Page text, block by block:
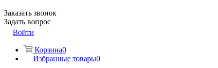
Заказать звонок
Задать вопрос
Войти
Корзина0
Избранные товары0